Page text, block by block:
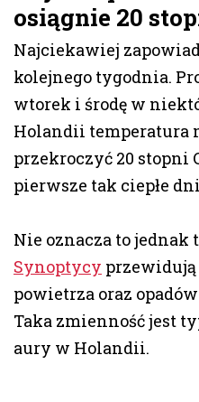
osiągnie 20
Najciekawiej
kolejnego tygodnia.
wtorek i środę w
Holandii temperatura
przekroczyć 20 stopni
pierwsze tak ciepłe
Nie oznacza to jednak
Synoptycy przewidują
powietrza oraz
Taka zmienność jest
aury w Holandii.